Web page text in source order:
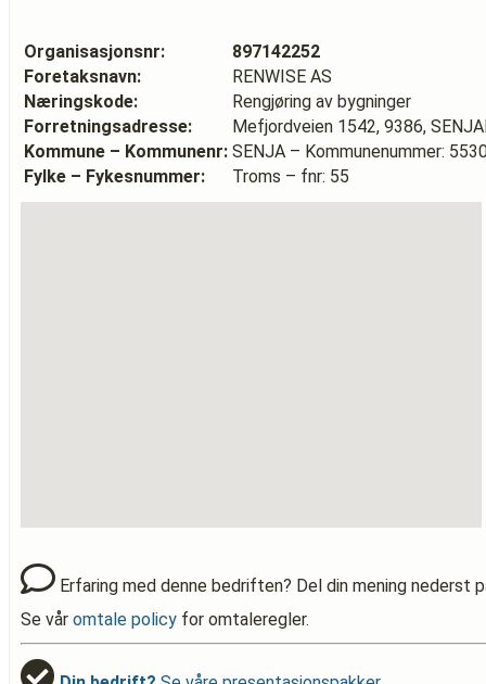
Organisasjonsnr:
897142252
Foretaksnavn:
RENWISE AS
Næringskode:
Rengjøring av bygninger
Forretningsadresse:
Mefjordveien 1542, 9386,
Kommune – Kommunenr: SENJA – Kommunenummer:
Fylke – Fykesnummer:
Troms – fnr: 55
Erfaring med denne bedriften? Del din mening nederst
Se vår omtale policy for omtaleregler.